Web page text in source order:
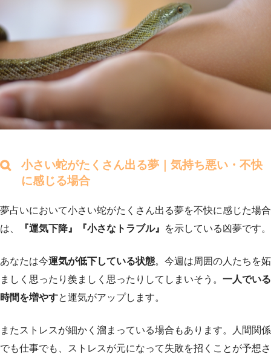
小さい蛇がたくさん出る夢｜気持ち悪い・不快
に感じる場合
夢占いにおいて小さい蛇がたくさん出る夢を不快に感じた場合
は、
『運気下降』『小さなトラブル』 を示している凶夢です。
あなたは今運気が低下している状態。今週は周囲の人たちを妬
ましく思ったり羨ましく思ったりしてしまいそう。 一人でいる
時間を増やすと運気がアップします。
またストレスが細かく溜まっている場合もあります。人間関係
でも仕事でも、ストレスが元になって失敗を招くことが予想さ